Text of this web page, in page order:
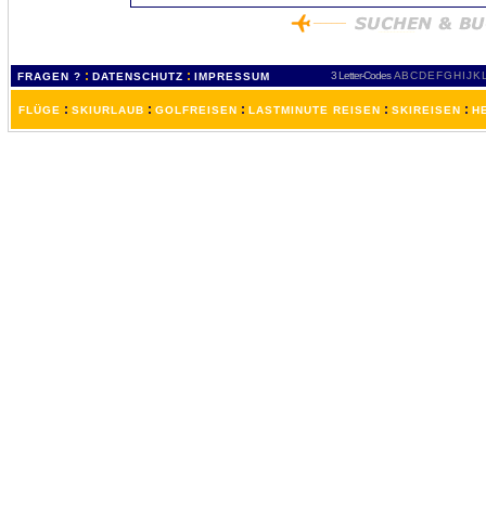
FRAGEN ? : DATENSCHUTZ : IMPRESSUM 3 Letter-Codes ABCDEFGH IJKL
FLÜGE : SKIURLAUB : GOLFREISEN : LASTMINUTE REISEN : SKIREISEN :